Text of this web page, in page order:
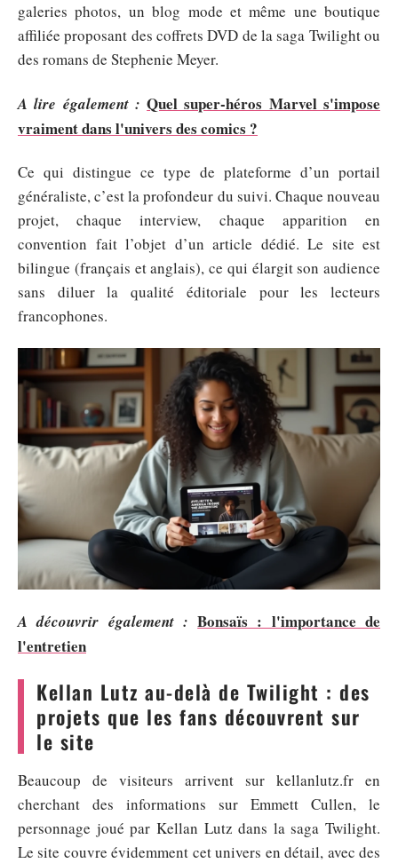
galeries photos, un blog mode et même une boutique
affiliée proposant des coffrets DVD de la saga Twilight ou
des romans de Stephenie Meyer.
A lire également : Quel super-héros Marvel s'impose
vraiment dans l'univers des comics ?
Ce qui distingue ce type de plateforme d’un portail
généraliste, c’est la profondeur du suivi. Chaque nouveau
projet, chaque interview, chaque apparition en
convention fait l’objet d’un article dédié. Le site est
bilingue (français et anglais), ce qui élargit son audience
sans diluer la qualité éditoriale pour les lecteurs
francophones.
A découvrir également : Bonsaïs : l'importance de
l'entretien
Kellan Lutz au-delà de Twilight : des
projets que les fans découvrent sur
le site
Beaucoup de visiteurs arrivent sur kellanlutz.fr en
cherchant des informations sur Emmett Cullen, le
personnage joué par Kellan Lutz dans la saga Twilight.
Le site couvre évidemment cet univers en détail, avec des